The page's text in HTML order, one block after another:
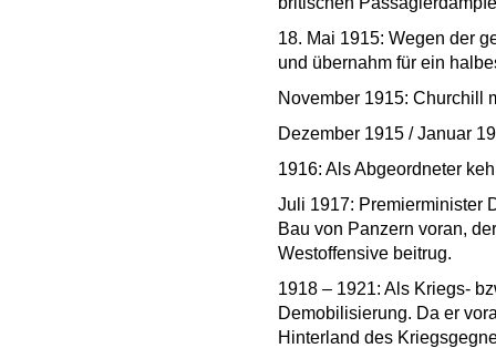
18. Mai 1915: Wegen der
und übernahm für ein
November 1915: Churchill
Dezember 1915 / Januar
1916: Als Abgeordneter
Juli 1917: Premierminister
Bau von Panzern voran,
Westoffensive beitrug.
1918 – 1921: Als Kriegs-
Demobilisierung. Da er
Hinterland des